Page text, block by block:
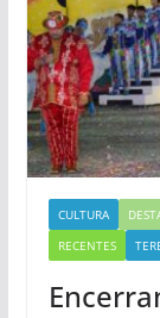
CULTURA
RECENTES